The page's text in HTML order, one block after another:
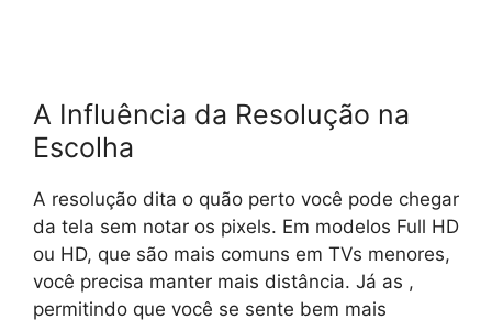
A Influência da Resolução na
Escolha
A resolução dita o quão perto você pode chegar
da tela sem notar os pixels. Em modelos Full HD
ou HD, que são mais comuns em TVs menores,
você precisa manter mais distância. Já as ,
permitindo que você se sente bem mais